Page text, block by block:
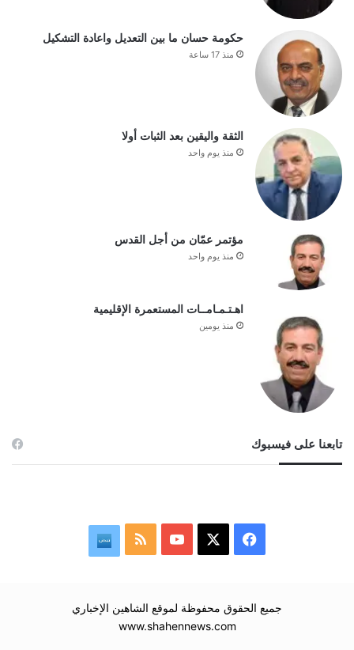
حكومة حسان ما بين التعديل واعادة التشكيل
منذ 17 ساعة
الثقة واليقين بعد الثبات أولا
منذ يوم واحد
مؤتمر عمّان من أجل القدس
منذ يوم واحد
اهـتـمـامــات المستعمرة الإقليمية
منذ يومين
تابعنا على فيسبوك
فيسبوك ‫YouTubeملخص
RSS
جميع الحقوق محفوظة لموقع الشاهين الإخباري
www.shahennews.com